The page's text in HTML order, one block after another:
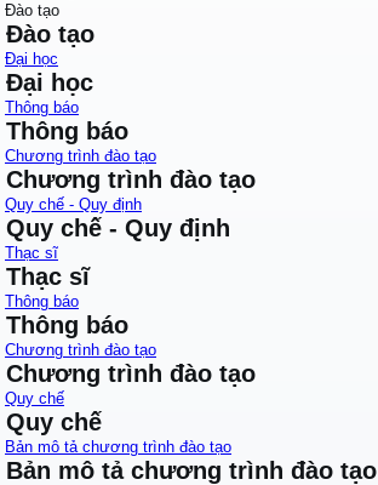
Đào tạo
Đào tạo
Đại học
Đại học
Thông báo
Thông báo
Chương trình đào tạo
Chương trình đào tạo
Quy chế - Quy định
Quy chế - Quy định
Thạc sĩ
Thạc sĩ
Thông báo
Thông báo
Chương trình đào tạo
Chương trình đào tạo
Quy chế
Quy chế
Bản mô tả chương trình đào tạo
Bản mô tả chương trình đào tạo